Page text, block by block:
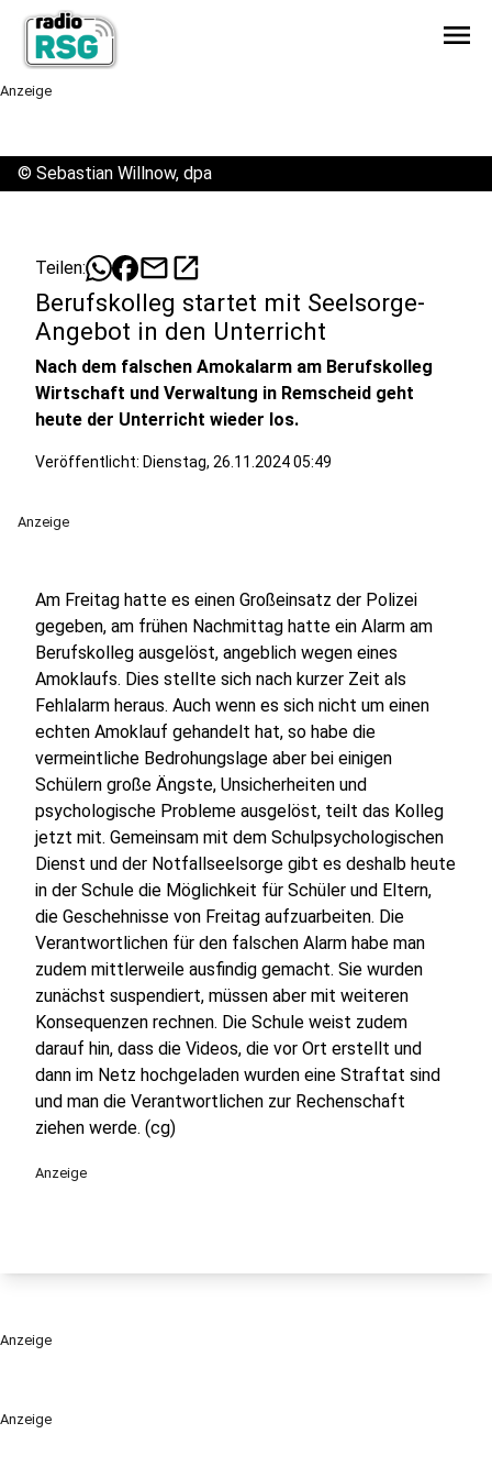
menu
Anzeige
Anzeige
© Sebastian Willnow, dpa
Teilen: mailopen_in_new
Berufskolleg startet mit Seelsorge-
Angebot in den Unterricht
Nach dem falschen Amokalarm am Berufskolleg
Wirtschaft und Verwaltung in Remscheid geht
heute der Unterricht wieder los.
Veröffentlicht: Dienstag, 26.11.2024 05:49
Anzeige
Am Freitag hatte es einen Großeinsatz der Polizei
gegeben, am frühen Nachmittag hatte ein Alarm am
Berufskolleg ausgelöst, angeblich wegen eines
Amoklaufs. Dies stellte sich nach kurzer Zeit als
Fehlalarm heraus. Auch wenn es sich nicht um einen
echten Amoklauf gehandelt hat, so habe die
vermeintliche Bedrohungslage aber bei einigen
Schülern große Ängste, Unsicherheiten und
psychologische Probleme ausgelöst, teilt das Kolleg
jetzt mit. Gemeinsam mit dem Schulpsychologischen
Dienst und der Notfallseelsorge gibt es deshalb heute
in der Schule die Möglichkeit für Schüler und Eltern,
die Geschehnisse von Freitag aufzuarbeiten. Die
Verantwortlichen für den falschen Alarm habe man
zudem mittlerweile ausfindig gemacht. Sie wurden
zunächst suspendiert, müssen aber mit weiteren
Konsequenzen rechnen. Die Schule weist zudem
darauf hin, dass die Videos, die vor Ort erstellt und
dann im Netz hochgeladen wurden eine Straftat sind
und man die Verantwortlichen zur Rechenschaft
ziehen werde. (cg)
Anzeige
Anzeige